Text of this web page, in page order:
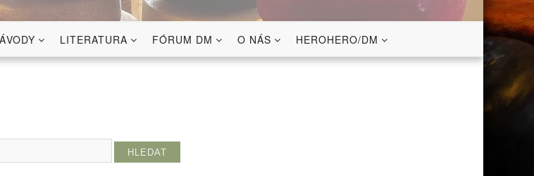
LITERATURA FÓRUM DM O NÁS HEROHERO/DM